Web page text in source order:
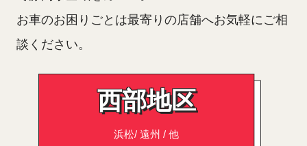
お車のお困りごとは最寄りの店舗へお気軽にご相
談ください。
西部地区
浜松/ 遠州 / 他